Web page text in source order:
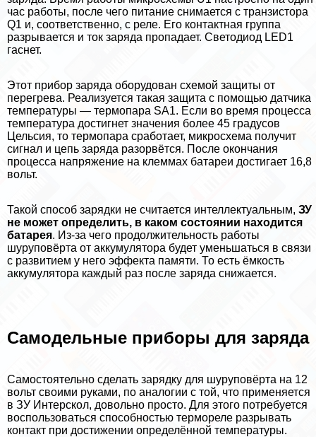
час работы, после чего питание снимается с транзистора
Q1 и, соответственно, с реле. Его контактная группа
разрывается и ток заряда пропадает. Светодиод LED1
гаснет.
Этот прибор заряда оборудован схемой защиты от
перегрева. Реализуется такая защита с помощью датчика
температуры — термопара SA1. Если во время процесса
температура достигнет значения более 45 градусов
Цельсия, то термопара сработает, микросхема получит
сигнал и цепь заряда разорвётся. После окончания
процесса напряжение на клеммах батареи достигает 16,8
вольт.
Такой способ зарядки не считается интеллектуальным, ЗУ
не может определить, в каком состоянии находится
батарея. Из-за чего продолжительность работы
шуруповёрта от аккумулятора будет уменьшаться в связи
с развитием у него эффекта памяти. То есть ёмкость
аккумулятора каждый раз после заряда снижается.
Самодельные приборы для заряда
Самостоятельно сделать зарядку для шуруповёрта на 12
вольт своими руками, по аналогии с той, что применяется
в ЗУ Интерскол, довольно просто. Для этого потребуется
воспользоваться способностью термореле разрывать
контакт при достижении определённой температуры.